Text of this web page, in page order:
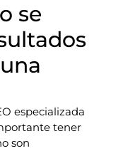
se
especializada
tener
son